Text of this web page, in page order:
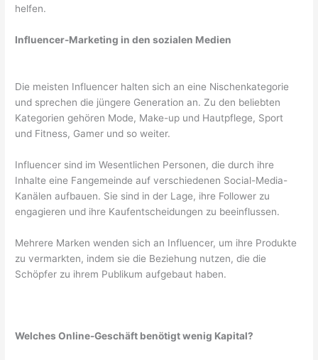
helfen.
Influencer-Marketing in den sozialen Medien
Die meisten Influencer halten sich an eine Nischenkategorie
und sprechen die jüngere Generation an. Zu den beliebten
Kategorien gehören Mode, Make-up und Hautpflege, Sport
und Fitness, Gamer und so weiter.
Influencer sind im Wesentlichen Personen, die durch ihre
Inhalte eine Fangemeinde auf verschiedenen Social-Media-
Kanälen aufbauen. Sie sind in der Lage, ihre Follower zu
engagieren und ihre Kaufentscheidungen zu beeinflussen.
Mehrere Marken wenden sich an Influencer, um ihre Produkte
zu vermarkten, indem sie die Beziehung nutzen, die die
Schöpfer zu ihrem Publikum aufgebaut haben.
Welches Online-Geschäft benötigt wenig Kapital?